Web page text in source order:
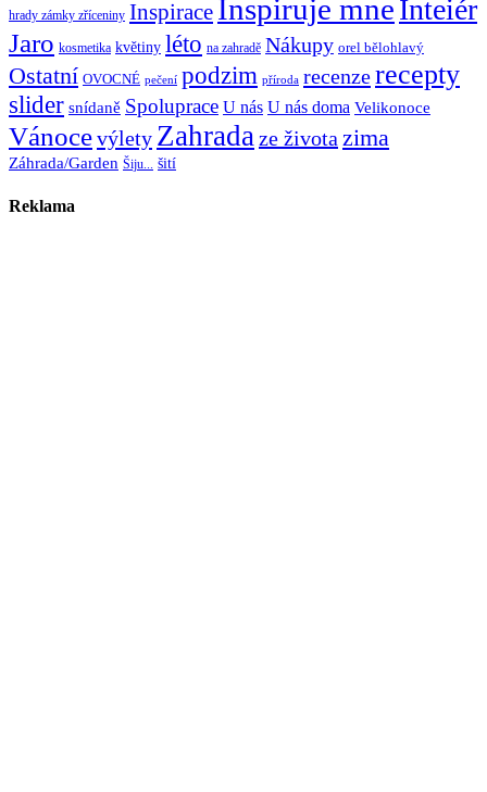
hrady zámky zříceniny Inspirace Inspiruje mneInteiér
Jaro kosmetika květiny léto na zahradě Nákupy orel bělohlavý
Ostatní OVOCNÉ pečení podzim příroda recenzerecepty
slider snídaně Spoluprace U nás U nás doma Velikonoce
Vánocevýlety Zahradaze životazima
Záhrada/Garden Šiju... šití
Reklama